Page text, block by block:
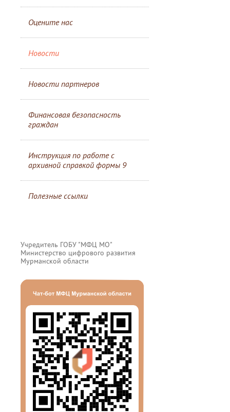
Оцените нас
Новости
Новости партнеров
Финансовая безопасность
граждан
Инструкция по работе с
архивной справкой формы 9
Полезные ссылки
Учредитель ГОБУ "МФЦ МО"
Министерство цифрового развития
Мурманской области